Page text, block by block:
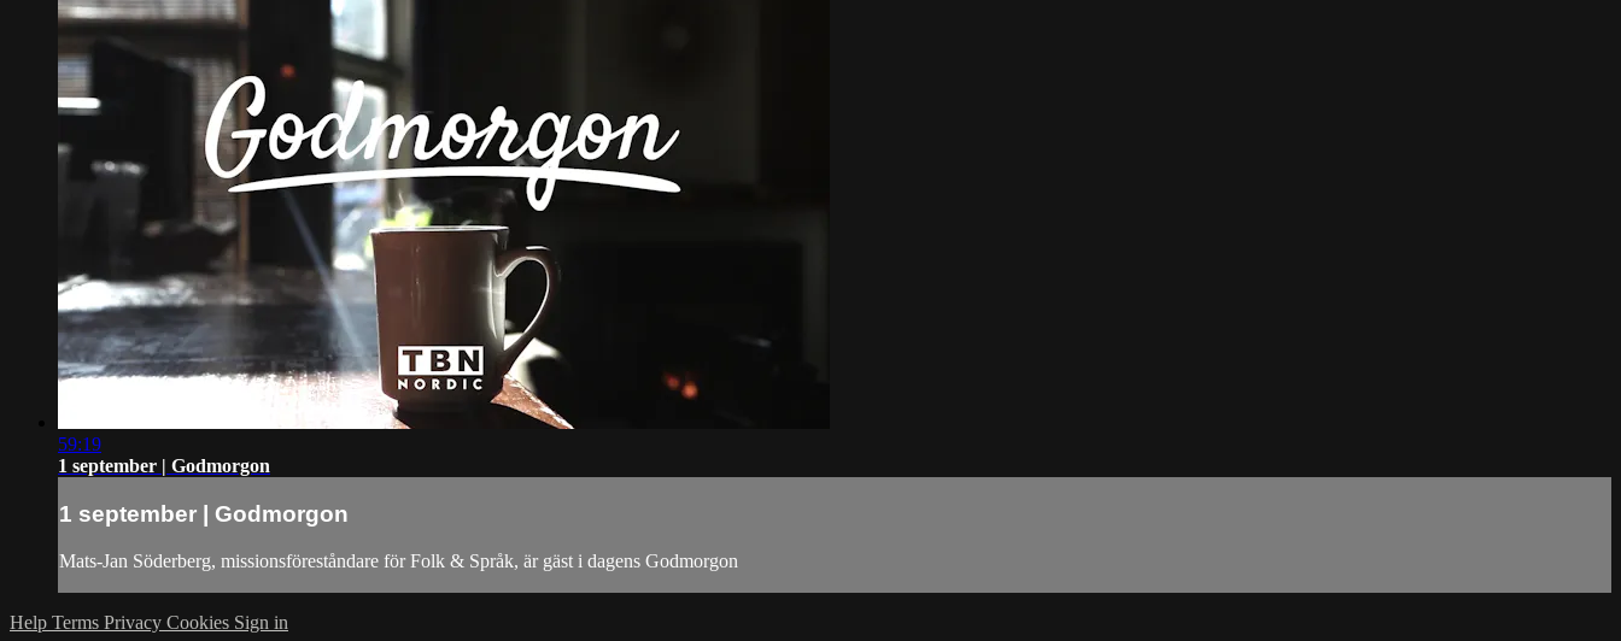
59:19
1 september | Godmorgon
1 september | Godmorgon
Mats-Jan Söderberg, missionsföreståndare för Folk & Språk, är gäst i dagens Godmorgon
Help Terms Privacy Cookies Sign in